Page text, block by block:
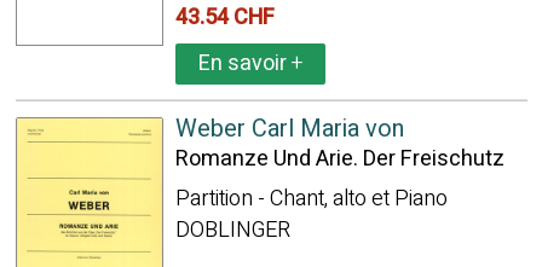
43.54 CHF
En savoir+
Weber Carl Maria von
Romanze Und Arie. Der Freischutz
Partition - Chant, alto et Piano
DOBLINGER